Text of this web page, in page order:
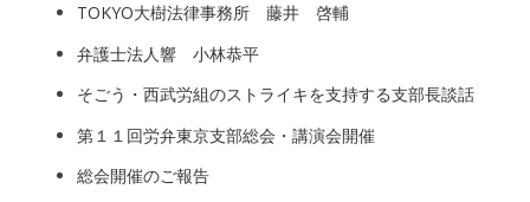
TOKYO大樹法律事務所 藤井 啓輔
弁護士法人響 小林恭平
そごう・西武労組のストライキを支持する支部長談話
第１１回労弁東京支部総会・講演会開催
総会開催のご報告